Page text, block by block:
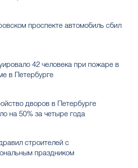
проспекте автомобиль сбил
42 человека при пожаре в
в Петербурге
дворов в Петербурге
на 50% за четыре года
строителей с
праздником